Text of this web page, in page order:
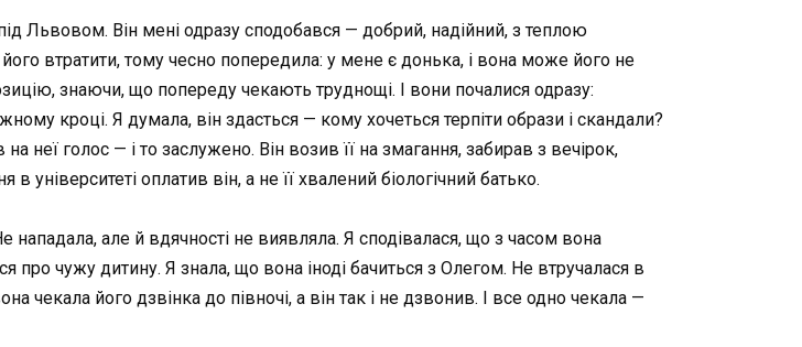
Львовом. Він мені одразу сподобався — добрий, надійний, з теплою
втратити, тому чесно попередила: у мене є донька, і вона може його не
знаючи, що попереду чекають труднощі. І вони почалися одразу:
кроці. Я думала, він здасться — кому хочеться терпіти образи і скандали?
неї голос — і то заслужено. Він возив її на змагання, забирав з вечірок,
університеті оплатив він, а не її хвалений біологічний батько.
нападала, але й вдячності не виявляла. Я сподівалася, що з часом вона
про чужу дитину. Я знала, що вона іноді бачиться з Олегом. Не втручалася в
чекала його дзвінка до півночі, а він так і не дзвонив. І все одно чекала —